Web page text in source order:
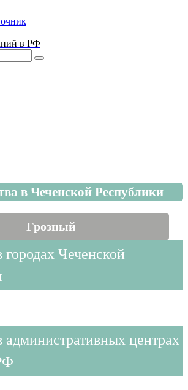
в РФ
в Чеченской Республики
Грозный
Чеченской
центрах